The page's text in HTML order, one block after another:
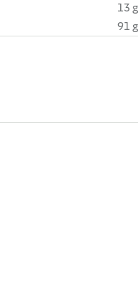
13 g
91 g